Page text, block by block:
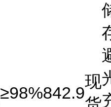
≥98%842.9
现